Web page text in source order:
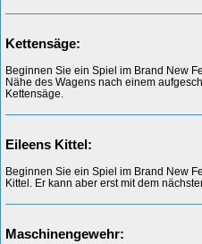
Kettensäge:
Beginnen Sie ein Spiel im Brand New
Nähe des Wagens nach einem
Kettensäge.
Eileens Kittel:
Beginnen Sie ein Spiel im Brand New
Kittel. Er kann aber erst mit dem
Maschinengewehr: